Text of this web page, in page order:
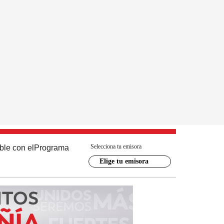
con el Programa Selecciona tu emisora
Elige tu emisora